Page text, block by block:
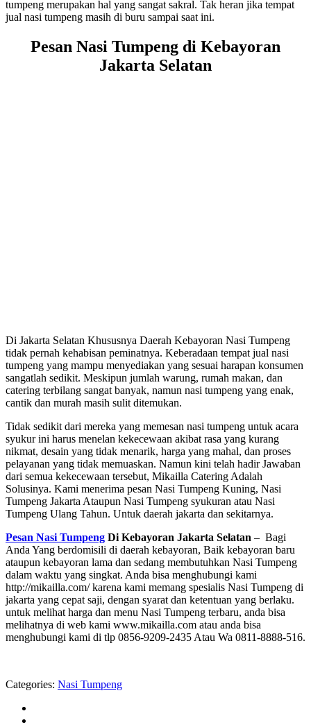
tumpeng merupakan hal yang sangat sakral. Tak heran jika tempat
jual nasi tumpeng masih di buru sampai saat ini.
Pesan Nasi Tumpeng di Kebayoran
Jakarta Selatan
Di Jakarta Selatan Khususnya Daerah Kebayoran Nasi Tumpeng
tidak pernah kehabisan peminatnya. Keberadaan tempat jual nasi
tumpeng yang mampu menyediakan yang sesuai harapan konsumen
sangatlah sedikit. Meskipun jumlah warung, rumah makan, dan
catering terbilang sangat banyak, namun nasi tumpeng yang enak,
cantik dan murah masih sulit ditemukan.
Tidak sedikit dari mereka yang memesan nasi tumpeng untuk acara
syukur ini harus menelan kekecewaan akibat rasa yang kurang
nikmat, desain yang tidak menarik, harga yang mahal, dan proses
pelayanan yang tidak memuaskan. Namun kini telah hadir Jawaban
dari semua kekecewaan tersebut, Mikailla Catering Adalah
Solusinya. Kami menerima pesan Nasi Tumpeng Kuning, Nasi
Tumpeng Jakarta Ataupun Nasi Tumpeng syukuran atau Nasi
Tumpeng Ulang Tahun. Untuk daerah jakarta dan sekitarnya.
Pesan Nasi Tumpeng Di Kebayoran Jakarta Selatan – Bagi
Anda Yang berdomisili di daerah kebayoran, Baik kebayoran baru
ataupun kebayoran lama dan sedang membutuhkan Nasi Tumpeng
dalam waktu yang singkat. Anda bisa menghubungi kami
http://mikailla.com/ karena kami memang spesialis Nasi Tumpeng di
jakarta yang cepat saji, dengan syarat dan ketentuan yang berlaku.
untuk melihat harga dan menu Nasi Tumpeng terbaru, anda bisa
melihatnya di web kami www.mikailla.com atau anda bisa
menghubungi kami di tlp 0856-9209-2435 Atau Wa 0811-8888-516.
Categories: Nasi Tumpeng